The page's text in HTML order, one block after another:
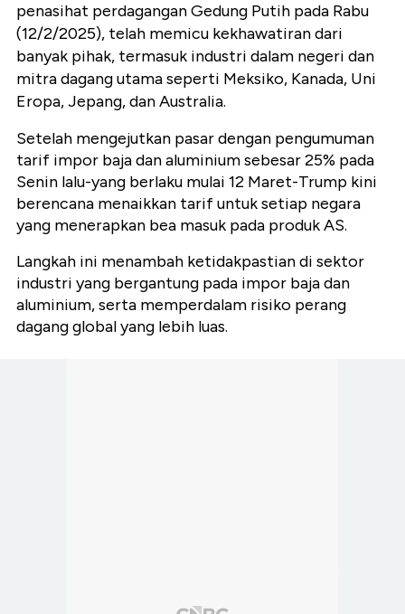
penasihat perdagangan Gedung Putih pada Rabu
(12/2/2025), telah memicu kekhawatiran dari
banyak pihak, termasuk industri dalam negeri dan
mitra dagang utama seperti Meksiko, Kanada, Uni
Eropa, Jepang, dan Australia.
Setelah mengejutkan pasar dengan pengumuman
tarif impor baja dan aluminium sebesar 25% pada
Senin lalu-yang berlaku mulai 12 Maret-Trump kini
berencana menaikkan tarif untuk setiap negara
yang menerapkan bea masuk pada produk AS.
Langkah ini menambah ketidakpastian di sektor
industri yang bergantung pada impor baja dan
aluminium, serta memperdalam risiko perang
dagang global yang lebih luas.